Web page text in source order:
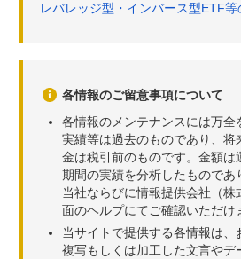
レバレッジ型・インバース型ETF
各情報のご留意事項について
各情報のメンテナンスには万
実績等は過去のものであり、
金は税引前のものです。金額
期間の実績を分析したもので
当社ならびに情報提供会社（
面のヘルプにてご確認いただけ
当サイトで提供する各情報は
複写もしくは加工した文言や